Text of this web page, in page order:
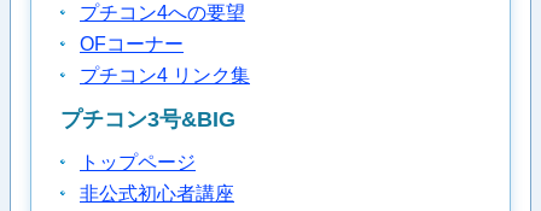
プチコン4への要望
OFコーナー
プチコン4 リンク集
プチコン3号&BIG
トップページ
非公式初心者講座